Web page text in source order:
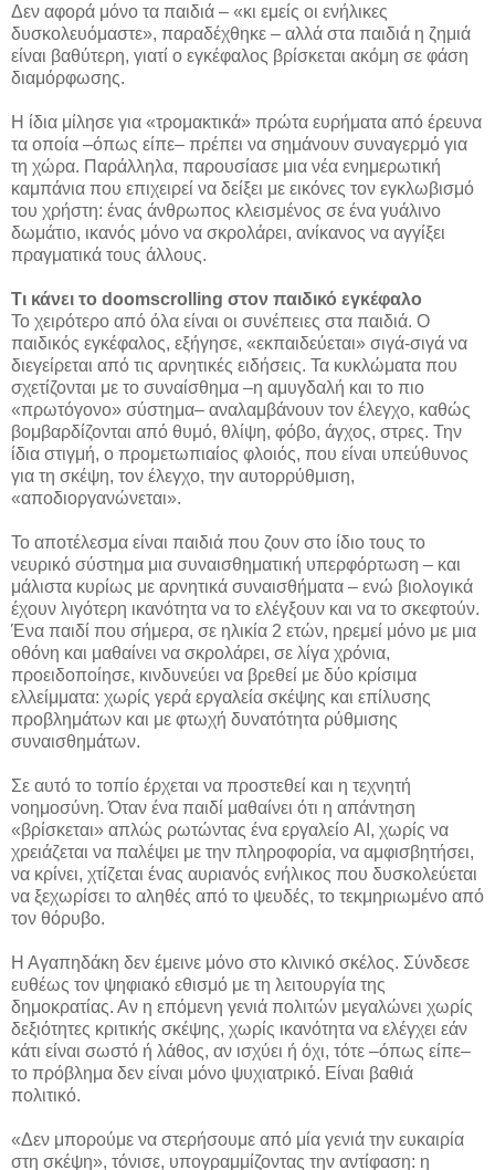
Δεν αφορά μόνο τα παιδιά – «κι εμείς οι ενήλικες
δυσκολευόμαστε», παραδέχθηκε – αλλά στα παιδιά η ζημιά
είναι βαθύτερη, γιατί ο εγκέφαλος βρίσκεται ακόμη σε φάση
διαμόρφωσης.
Η ίδια μίλησε για «τρομακτικά» πρώτα ευρήματα από έρευνα
τα οποία –όπως είπε– πρέπει να σημάνουν συναγερμό για
τη χώρα. Παράλληλα, παρουσίασε μια νέα ενημερωτική
καμπάνια που επιχειρεί να δείξει με εικόνες τον εγκλωβισμό
του χρήστη: ένας άνθρωπος κλεισμένος σε ένα γυάλινο
δωμάτιο, ικανός μόνο να σκρολάρει, ανίκανος να αγγίξει
πραγματικά τους άλλους.
Τι κάνει το doomscrolling στον παιδικό εγκέφαλο
Το χειρότερο από όλα είναι οι συνέπειες στα παιδιά. Ο
παιδικός εγκέφαλος, εξήγησε, «εκπαιδεύεται» σιγά-σιγά να
διεγείρεται από τις αρνητικές ειδήσεις. Τα κυκλώματα που
σχετίζονται με το συναίσθημα –η αμυγδαλή και το πιο
«πρωτόγονο» σύστημα– αναλαμβάνουν τον έλεγχο, καθώς
βομβαρδίζονται από θυμό, θλίψη, φόβο, άγχος, στρες. Την
ίδια στιγμή, ο προμετωπιαίος φλοιός, που είναι υπεύθυνος
για τη σκέψη, τον έλεγχο, την αυτορρύθμιση,
«αποδιοργανώνεται».
Το αποτέλεσμα είναι παιδιά που ζουν στο ίδιο τους το
νευρικό σύστημα μια συναισθηματική υπερφόρτωση – και
μάλιστα κυρίως με αρνητικά συναισθήματα – ενώ βιολογικά
έχουν λιγότερη ικανότητα να το ελέγξουν και να το σκεφτούν.
Ένα παιδί που σήμερα, σε ηλικία 2 ετών, ηρεμεί μόνο με μια
οθόνη και μαθαίνει να σκρολάρει, σε λίγα χρόνια,
προειδοποίησε, κινδυνεύει να βρεθεί με δύο κρίσιμα
ελλείμματα: χωρίς γερά εργαλεία σκέψης και επίλυσης
προβλημάτων και με φτωχή δυνατότητα ρύθμισης
συναισθημάτων.
Σε αυτό το τοπίο έρχεται να προστεθεί και η τεχνητή
νοημοσύνη. Όταν ένα παιδί μαθαίνει ότι η απάντηση
«βρίσκεται» απλώς ρωτώντας ένα εργαλείο AI, χωρίς να
χρειάζεται να παλέψει με την πληροφορία, να αμφισβητήσει,
να κρίνει, χτίζεται ένας αυριανός ενήλικος που δυσκολεύεται
να ξεχωρίσει το αληθές από το ψευδές, το τεκμηριωμένο από
τον θόρυβο.
Η Αγαπηδάκη δεν έμεινε μόνο στο κλινικό σκέλος. Σύνδεσε
ευθέως τον ψηφιακό εθισμό με τη λειτουργία της
δημοκρατίας. Αν η επόμενη γενιά πολιτών μεγαλώνει χωρίς
δεξιότητες κριτικής σκέψης, χωρίς ικανότητα να ελέγχει εάν
κάτι είναι σωστό ή λάθος, αν ισχύει ή όχι, τότε –όπως είπε–
το πρόβλημα δεν είναι μόνο ψυχιατρικό. Είναι βαθιά
πολιτικό.
«Δεν μπορούμε να στερήσουμε από μία γενιά την ευκαιρία
στη σκέψη», τόνισε, υπογραμμίζοντας την αντίφαση: η